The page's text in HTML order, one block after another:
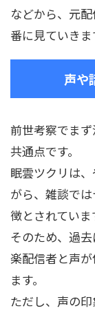
などから、元
番に見ていきま
声や
前世考察でま
共通点です。
眠雲ツクリは
がら、雑談で
徴とされていま
そのため、過
楽配信者と声
ます。
ただし、声の